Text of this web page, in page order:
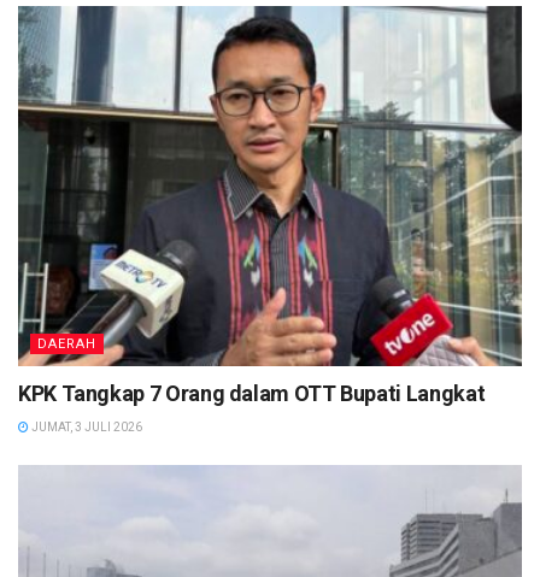
DAERAH
KPK Tangkap 7 Orang dalam OTT Bupati Langkat
JUMAT, 3 JULI 2026